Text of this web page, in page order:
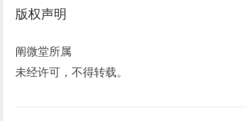
版权声明
阐微堂所属
未经许可，不得转载。